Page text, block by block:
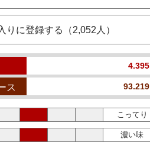
りに登録する（2,052人）
4.395
ス 93.219
こってり
濃い味